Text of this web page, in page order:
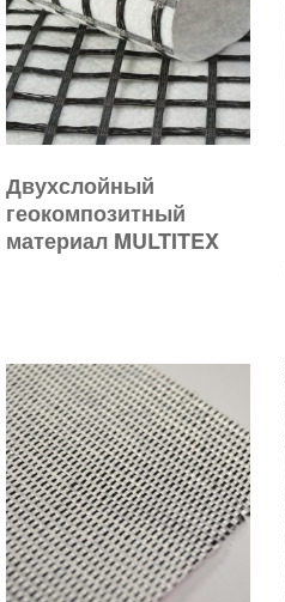
Двухслойный
геокомпозитный
материал MULTITEX